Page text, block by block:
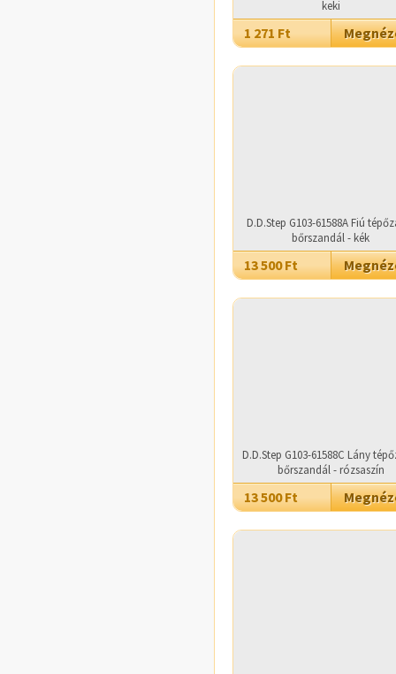
keki
1 271 Ft
D.D.Step G103-61588A Fiú
bőrszandál - kék
13 500 Ft
D.D.Step G103-61588C Lány
bőrszandál - rózsaszín
13 500 Ft